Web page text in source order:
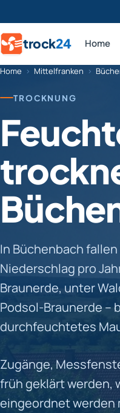
trock24 Home
Home › Mittelfranken ›
TROCKNUNG
In Büchenbach
Niederschlag pro
Braunerde, unter
Podsol-Braunerde –
durchfeuchtetes
Zugänge,
früh geklärt werden,
eingeordnet werden